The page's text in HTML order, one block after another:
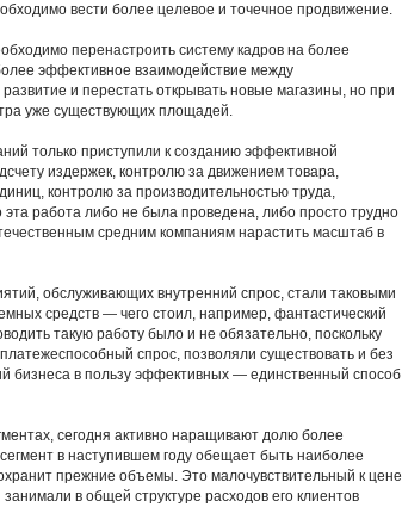
вести более целевое и точечное продвижение.
перенастроить систему кадров на более
эффективное взаимодействие между
и перестать открывать новые магазины, но при
уже существующих площадей.
только приступили к созданию эффективной
издержек, контролю за движением товара,
контролю за производительностью труда,
работа либо не была проведена, либо просто трудно
средним компаниям нарастить масштаб в
обслуживающих внутренний спрос, стали таковыми
средств — чего стоил, например, фантастический
такую работу было и не обязательно, поскольку
спрос, позволяли существовать и без
бизнеса в пользу эффективных — единственный способ
сегодня активно наращивают долю более
в наступившем году обещает быть наиболее
прежние объемы. Это малочувствительный к цене
в общей структуре расходов его клиентов